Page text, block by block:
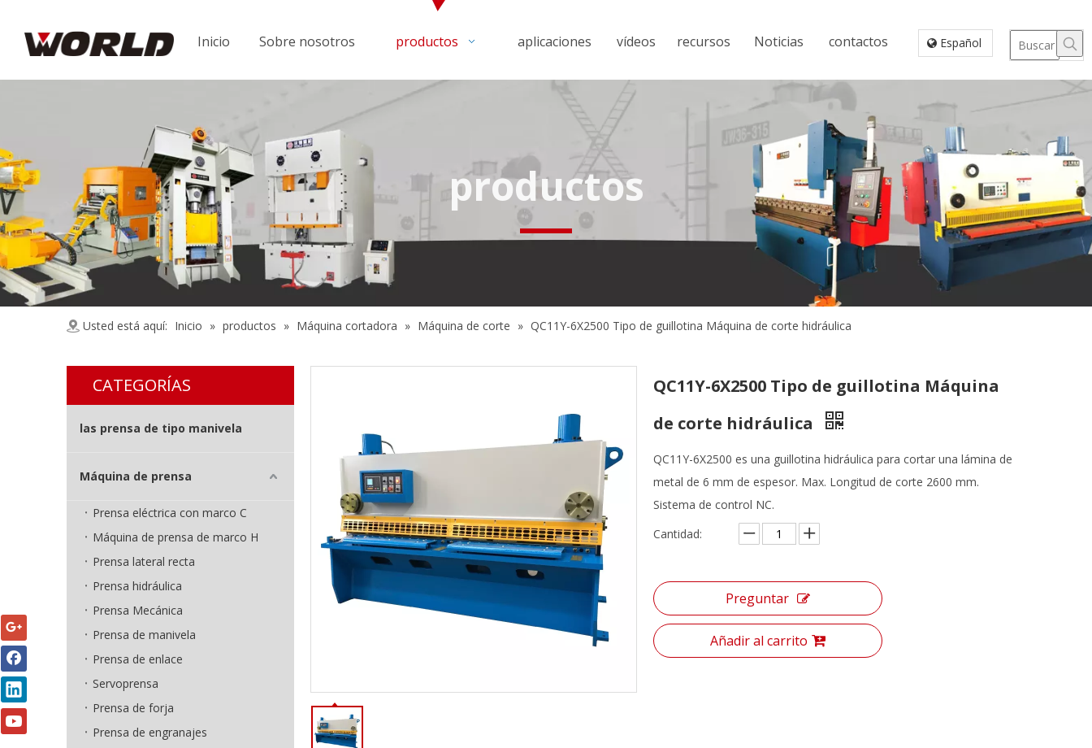
Inicio Sobre nosotros productos aplicaciones vídeos recursos Noticias contactos Español
productos
Usted está aquí: Inicio » productos » Máquina cortadora » Máquina de corte » QC11Y-6X2500 Tipo de guillotina Máquina de corte hidráulica
CATEGORÍAS
las prensa de tipo manivela
Máquina de prensa
Prensa eléctrica con marco C
Máquina de prensa de marco H
Prensa lateral recta
Prensa hidráulica
Prensa Mecánica
Prensa de manivela
Prensa de enlace
Servoprensa
Prensa de forja
Prensa de engranajes
QC11Y-6X2500 Tipo de guillotina Máquina
de corte hidráulica
QC11Y-6X2500 es una guillotina hidráulica para cortar una lámina de
metal de 6 mm de espesor. Max. Longitud de corte 2600 mm.
Sistema de control NC.
Cantidad:
Preguntar
Añadir al carrito